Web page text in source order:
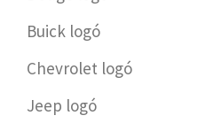
Buick logó
Chevrolet logó
Jeep logó